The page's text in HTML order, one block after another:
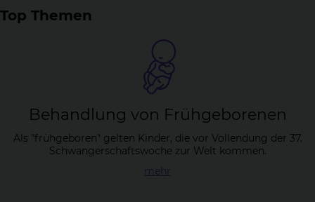
Top Themen
Be­hand­lung von Früh­ge­bo­re­nen
Als "frühgeboren" gelten Kinder, die vor Vollendung der 37.
Schwangerschaftswoche zur Welt kommen.
mehr